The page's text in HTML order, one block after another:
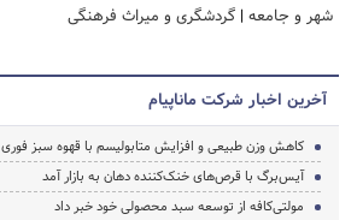
شهر و جامعه | گردشگری و میراث فرهنگی
آخرین اخبار شرکت ماناپیام
کاهش وزن طبیعی و افزایش متابولیسم با قهوه سبز فوری
آیس‌برگ با قرص‌های خنک‌کننده دهان به بازار آمد
مولتی‌کافه از توسعه سبد محصولی خود خبر داد